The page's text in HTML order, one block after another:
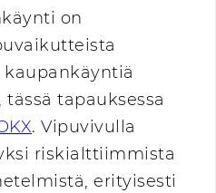
on
tapauksessa
. Vipuvivulla
riskialttiimmista
erityisesti